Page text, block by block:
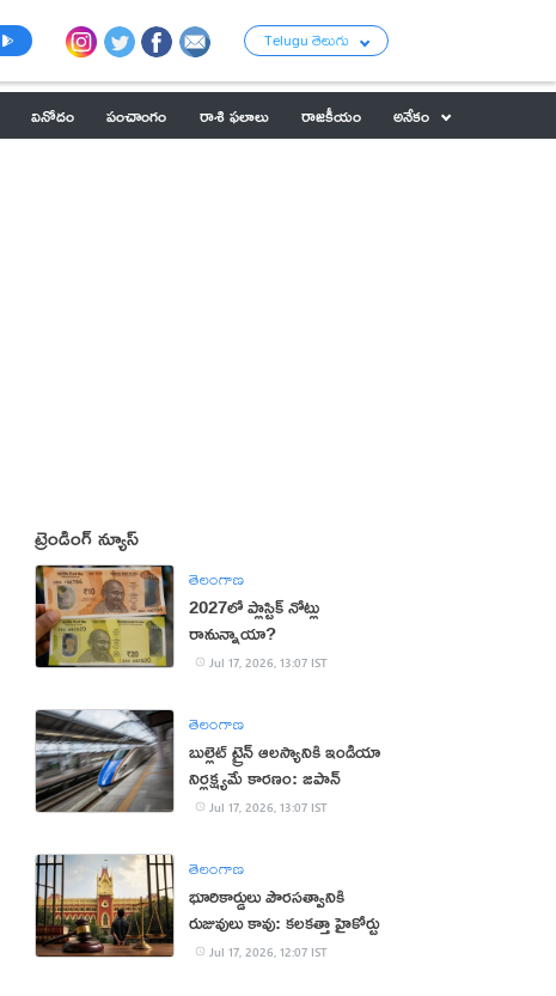
Telugu తెలుగు
వినోదం పంచాంగం రాశి ఫలాలు రాజకీయం
అనేకం
ట్రెండింగ్ న్యూస్
తెలంగాణ
2027లో ప్లాస్టిక్ నోట్లు
రానున్నాయా?
Jul 17, 2026, 13:07 IST
తెలంగాణ
బుల్లెట్ ట్రైన్ ఆలస్యానికి ఇండియా
నిర్లక్ష్యమే కారణం: జపాన్
Jul 17, 2026, 13:07 IST
తెలంగాణ
భూరికార్డులు పౌరసత్వానికి
రుజువులు కావు: కలకత్తా హైకోర్టు
Jul 17, 2026, 12:07 IST